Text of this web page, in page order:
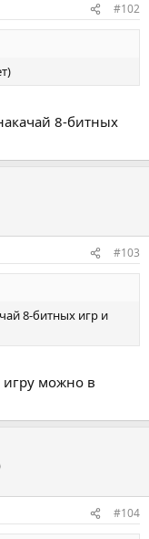
#102
8-битных
#103
8-битных игр и
игру можно в
#104